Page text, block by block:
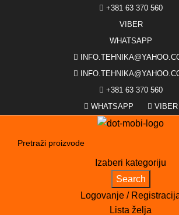
+381 63 370 560
VIBER
WHATSAPP
+381 63 370 560
WHATSAPP
VIBER
Izaberi kategoriju
Search
Logovanje /
Lista želja